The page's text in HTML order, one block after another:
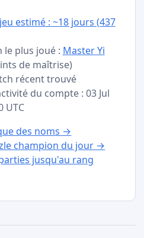
estimé : ~18 jours (437
le plus joué : Master Yi
de maîtrise)
récent trouvé
du compte : 03 Jul
UTC
des noms →
champion du jour →
jusqu'au rang